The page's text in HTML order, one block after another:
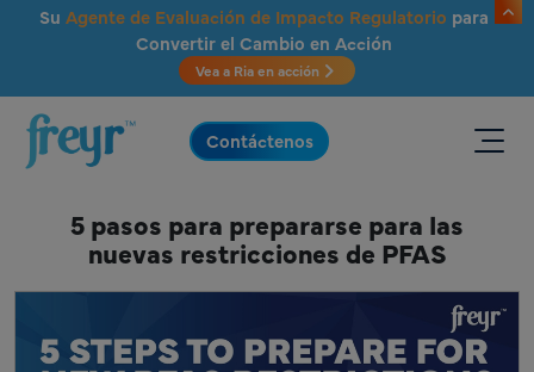
Saltar al contenido principal
Su Agente de Evaluación de Impacto Regulatorio para
Convertir el Cambio en Acción
Vea a Ria en acción
.
Contáctenos
5 pasos para prepararse para las
nuevas restricciones de PFAS